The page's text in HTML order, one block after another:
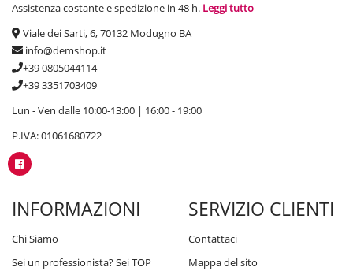
Assistenza costante e spedizione in 48 h. Leggi tutto
Viale dei Sarti, 6, 70132 Modugno BA
info@demshop.it
+39 0805044114
+39 3351703409
Lun - Ven dalle 10:00-13:00 | 16:00 - 19:00
P.IVA: 01061680722
INFORMAZIONI
Chi Siamo
Sei un professionista? Sei TOP
SERVIZIO CLIENTI
Contattaci
Mappa del sito